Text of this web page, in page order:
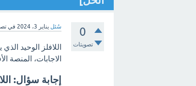
0
تصويتات
سُئل يناير 3، 2024 في
اللافلز الوحيد
الاجابات، المنصة
إجابة سؤال: